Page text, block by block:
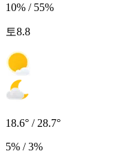
10% / 55%
토8.8
18.6° / 28.7°
5% / 3%